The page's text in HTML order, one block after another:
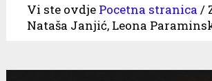
Vi ste ovdje Pocetna stranica /
Nataša Janjić, Leona